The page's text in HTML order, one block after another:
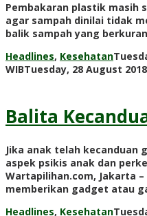
Pembakaran plastik masih
agar sampah dinilai tidak
balik sampah yang
Headlines, Kesehatan
WIBTuesday, 28 August
Balita
Jika anak telah kecanduan
aspek psikis anak dan
Wartapilihan.com, Jakarta
memberikan gadget atau
Headlines, Kesehatan